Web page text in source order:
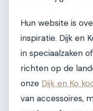
Hun website is
inspiratie. Dijk en
in speciaalzaken
richten op de
onze Dijk en Ko
van accessoires,